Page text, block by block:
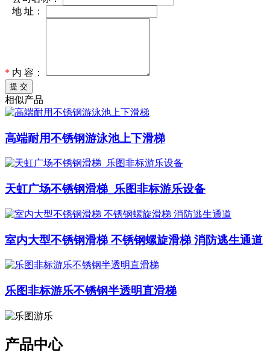
地 址：
* 内 容：
提 交
相似产品
高端耐用不锈钢游泳池上下滑梯
天虹广场不锈钢滑梯_乐图非标游乐设备
室内大型不锈钢滑梯 不锈钢螺旋滑梯 消防逃生通道
乐图非标游乐不锈钢半透明直滑梯
产品中心